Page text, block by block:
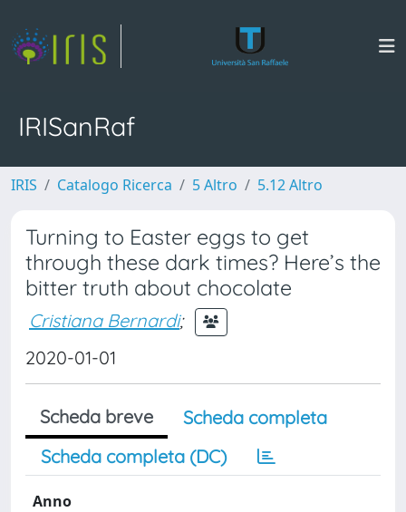
IRISanRaf
IRIS Catalogo Ricerca 5 Altro 5.12 Altro
Turning to Easter eggs to get
through these dark times? Here’s the
bitter truth about chocolate
Cristiana Bernardi;
2020-01-01
Scheda breve
Scheda completa
Scheda completa (DC)
Anno